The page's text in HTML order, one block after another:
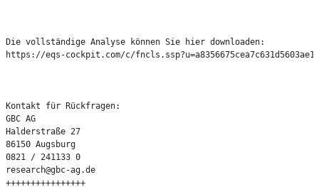
Die vollständige Analyse können Sie hier downloaden:
https://eqs-cockpit.com/c/
Kontakt für Rückfragen:
GBC AG
Halderstraße 27
86150 Augsburg
0821 / 241133 0
research@gbc-ag.de
++++++++++++++++